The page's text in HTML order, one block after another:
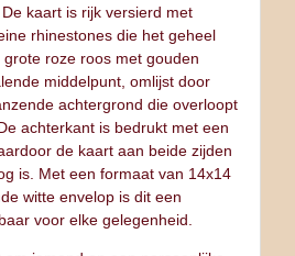
kaart is rijk versierd met
rhinestones die het geheel
roze roos met gouden
middelpunt, omlijst door
achtergrond die overloopt
achterkant is bedrukt met een
de kaart aan beide zijden
is. Met een formaat van 14x14
witte envelop is dit een
voor elke gelegenheid.